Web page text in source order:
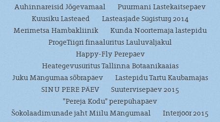
Auhinnareisid Jõgevamaal
Puurmani Lastekaitsepäev
Kuusiku Lasteaed
Lasteasjade Sügisturg 2014
Merimetsa Hambakliinik
Kunda Noortemaja lastepidu
ProgeTiigri finaalüritus Lauluväljakul
Happy-Fly Perepäev
Heategevusüritus Tallinna Botaanikaaias
Juku Mängumaa sõbrapäev
Lastepidu Tartu Kaubamajas
SINU PERE PÄEV
Suutervisepäev 2015
"Pereja Kodu" perepühapäev
Šokolaadimunade jaht Miilu Mängumaal
Interjöör 2015